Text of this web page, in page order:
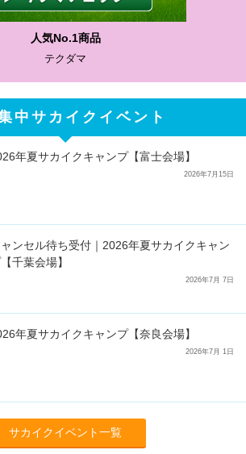
人気No.1商品
テクダマ
中サカイクイベント
年夏サカイクキャンプ【富士会場】
2026年7月15日
ンセル待ち受付｜2026年夏サカイクキャン
千葉会場】
2026年7月 7日
年夏サカイクキャンプ【奈良会場】
2026年7月 1日
サカイクイベント一覧